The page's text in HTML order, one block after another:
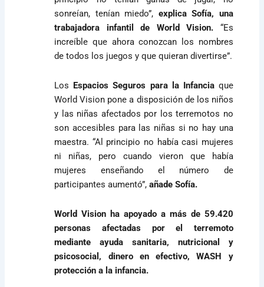
sonreían, tenían miedo”, explica Sofía, una
trabajadora infantil de World Vision. “Es
increíble que ahora conozcan los nombres
de todos los juegos y que quieran divertirse”.
Los Espacios Seguros para la Infanciaque
World Vision pone a disposición de los niños
y las niñas afectados por los terremotos no
son accesibles para las niñas si no hay una
maestra. “Al principio no había casi mujeres
ni niñas, pero cuando vieron que había
mujeres enseñando el número de
participantes aumentó”,añade Sofía.
World Vision ha apoyado a más de 59.420
personas afectadas por el terremoto
mediante ayuda sanitaria, nutricional y
psicosocial, dinero en efectivo, WASH y
protección a la infancia.